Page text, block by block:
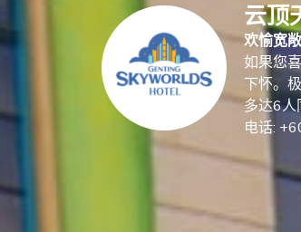
云顶
欢愉宽
如果您
下怀。
多达6人
电话: